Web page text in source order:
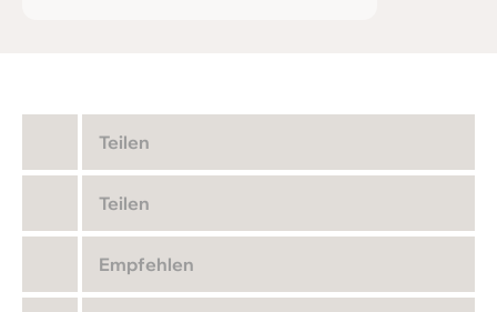
Teilen
Teilen
Empfehlen